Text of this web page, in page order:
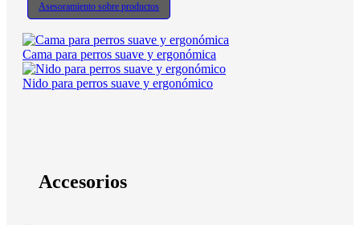
Asesoramiento sobre productos
Cama para perros suave y ergonómica
Nido para perros suave y ergonómico
Accesorios